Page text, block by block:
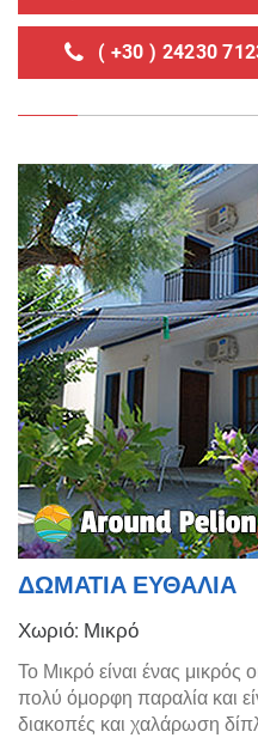
( +30 ) 24230
ΔΩΜΑΤΙΑ ΕΥΘΑΛΙΑ
Χωριό: Μικρό
Το Μικρό είναι ένας μικρός
πολύ όμορφη παραλία και
διακοπές και χαλάρωση